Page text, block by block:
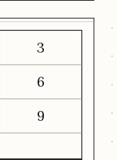
3
6
9